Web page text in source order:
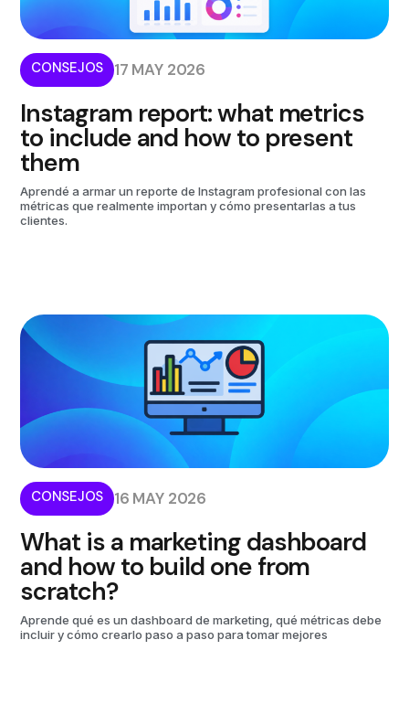
CONSEJOS 17 MAY 2026
Instagram report: what metrics
to include and how to present
them
Aprendé a armar un reporte de Instagram profesional con las
métricas que realmente importan y cómo presentarlas a tus
clientes.
CONSEJOS 16 MAY 2026
What is a marketing dashboard
and how to build one from
scratch?
Aprende qué es un dashboard de marketing, qué métricas debe
incluir y cómo crearlo paso a paso para tomar mejores